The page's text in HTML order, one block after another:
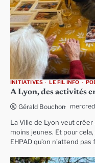
INITIATIVES LE FIL INFO
A Lyon, des activités
Gérald Bouchon
La Ville de Lyon veut
moins jeunes. Et pour
EHPAD qu’on n’attend